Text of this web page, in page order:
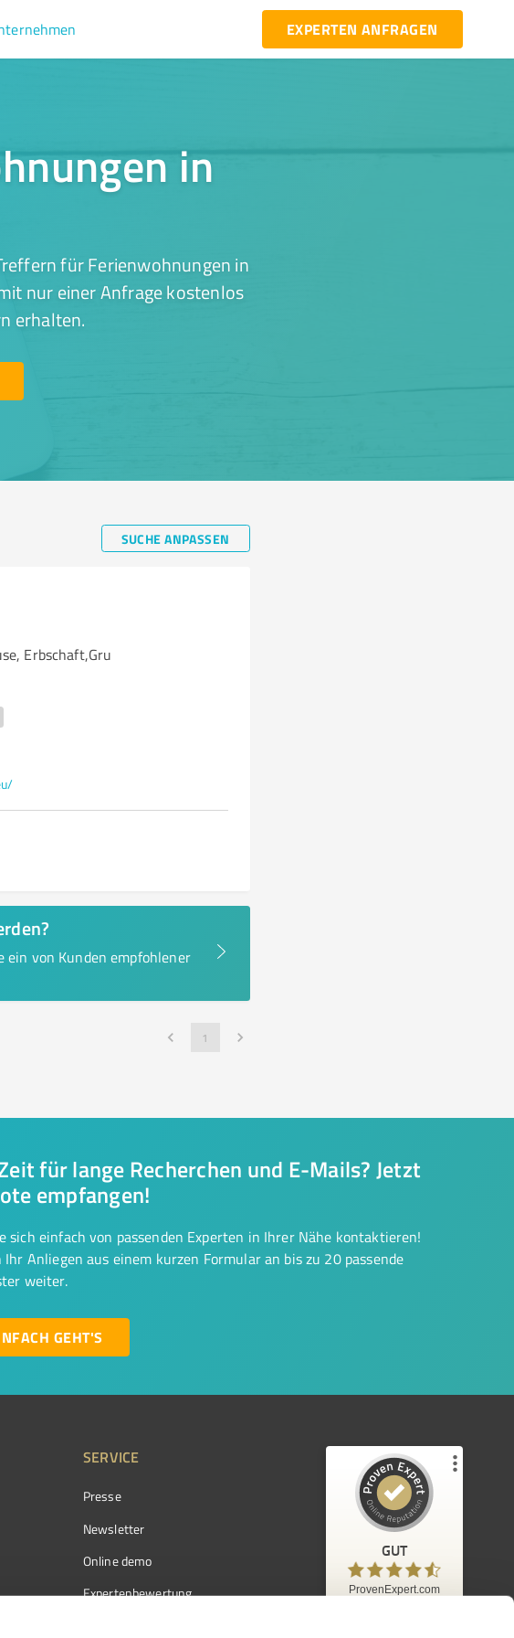
EXPERTEN ANFRAGEN
in
für Ferienwohnungen in
nur einer Anfrage kostenlos
erhalten.
SUCHE ANPASSEN
Erbschaft,Gru
ein von Kunden empfohlener
1
für lange Recherchen und E-Mails? Jetzt
empfangen!
sich einfach von passenden Experten in Ihrer Nähe kontaktieren!
Anliegen aus einem kurzen Formular an bis zu 20 passende
weiter.
GEHT'S
SERVICE
Presse
Newsletter
Online demo
Expertenbewertung
GUT
ProvenExpert.com
Kundenbewertungen und Erfahrungen zu
ProvenExpert.com
97
%
Empfehlungen auf
ProvenExpert.com
4,42
/
5,00